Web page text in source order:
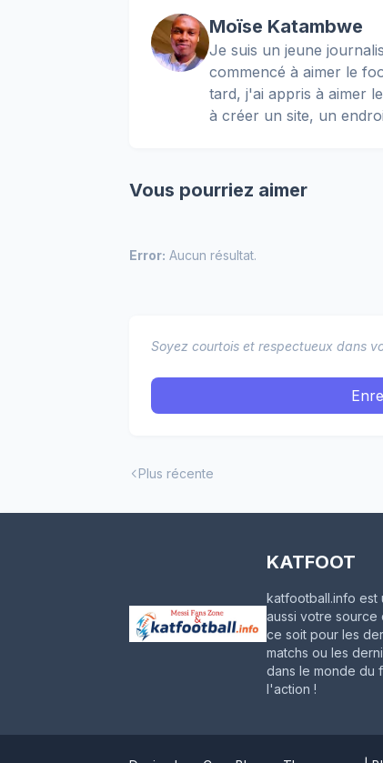
Moïse Katambwe
Je suis un jeune
commencé à aimer le
tard, j'ai appris à aimer
à créer un site, un
Vous pourriez aimer
Error: Aucun résultat.
Soyez courtois et respectueux dans
Plus récente
KATFOOT
katfootball.info est
aussi votre
ce soit pour les
matchs ou les
dans le monde du
l'action !